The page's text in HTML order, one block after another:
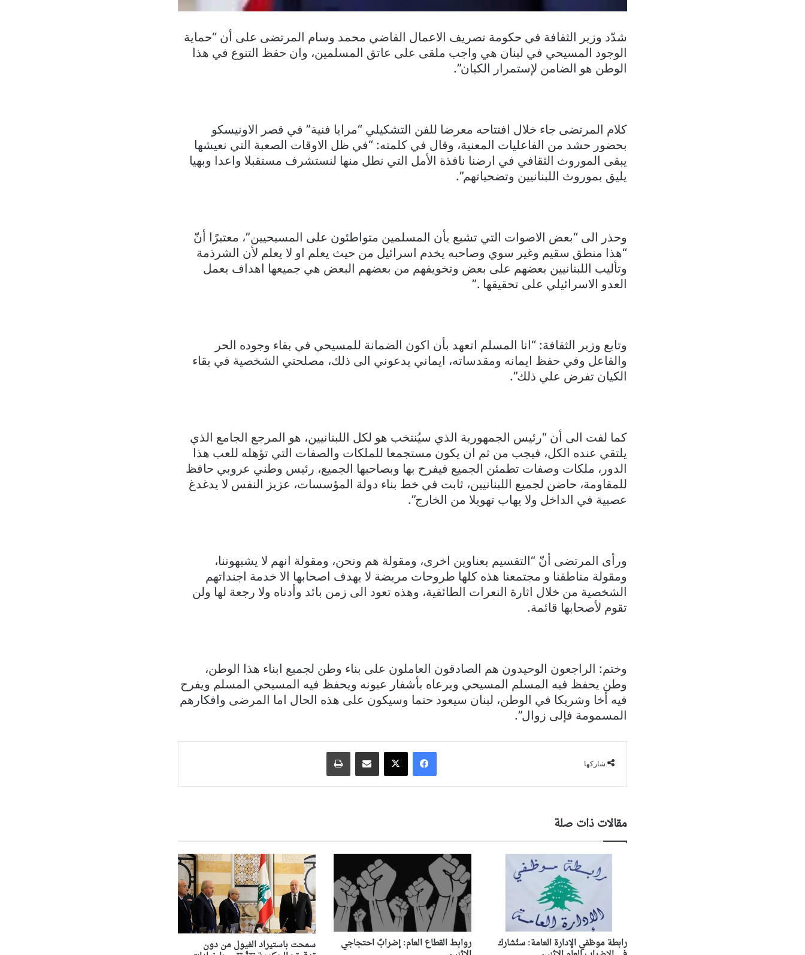
شدّد وزير الثقافة في حكومة تصريف الاعمال القاضي محمد وسام المرتضى على أن “حماية
الوجود المسيحي في لبنان هي واجب ملقى على عاتق المسلمين، وان حفظ التنوع في هذا
الوطن هو الضامن لإستمرار الكيان”.
كلام المرتضى جاء خلال افتتاحه معرضا للفن التشكيلي “مرايا فنية” في قصر الاونيسكو
بحضور حشد من الفاعليات المعنية، وقال في كلمته: “في ظل الاوقات الصعبة التي نعيشها
يبقى الموروث الثقافي في ارضنا نافذة الأمل التي نطل منها لنستشرف مستقبلا واعدا وبهيا
يليق بموروث اللبنانيين وتضحياتهم”.
وحذر الى “بعض الاصوات التي تشيع بأن المسلمين متواطئون على المسيحيين”، معتبرًا أنّ
“هذا منطق سقيم وغير سوي وصاحبه يخدم اسرائيل من حيث يعلم او لا يعلم لأن الشرذمة
وتأليب اللبنانيين بعضهم على بعض وتخويفهم من بعضهم البعض هي جميعها اهداف يعمل
العدو الاسرائيلي على تحقيقها .”
وتابع وزير الثقافة: “انا المسلم اتعهد بأن اكون الضمانة للمسيحي في بقاء وجوده الحر
والفاعل وفي حفظ ايمانه ومقدساته، ايماني يدعوني الى ذلك، مصلحتي الشخصية في بقاء
الكيان تفرض علي ذلك”.
كما لفت الى أن “رئيس الجمهورية الذي سيُنتخب هو لكل اللبنانيين، هو المرجع الجامع الذي
يلتقي عنده الكل، فيجب من ثم ان يكون مستجمعا للملكات والصفات التي تؤهله للعب هذا
الدور، ملكات وصفات تطمئن الجميع فيفرح بها وبصاحبها الجميع، رئيس وطني عروبي حافظ
للمقاومة، حاضن لجميع اللبنانيين، ثابت في خط بناء دولة المؤسسات، عزيز النفس لا يدغدغ
عصبية في الداخل ولا يهاب تهويلا من الخارج”.
ورأى المرتضى أنّ “التقسيم بعناوين اخرى، ومقولة هم ونحن، ومقولة انهم لا يشبهوننا،
ومقولة مناطقنا و مجتمعنا هذه كلها طروحات مريضة لا يهدف اصحابها الا خدمة اجنداتهم
الشخصية من خلال اثارة النعرات الطائفية، وهذه تعود الى زمن بائد وأدناه ولا رجعة لها ولن
تقوم لأصحابها قائمة.
وختم: الراجعون الوحيدون هم الصادقون العاملون على بناء وطن لجميع ابناء هذا الوطن،
وطن يحفظ فيه المسلم المسيحي ويرعاه بأشفار عيونه ويحفظ فيه المسيحي المسلم ويفرح
فيه أخا وشريكا في الوطن، لبنان سيعود حتما وسيكون على هذه الحال اما المرضى وافكارهم
المسمومة فإلى زوال”.
شاركها
فيسبوك ‫X مشاركة عبر البريد طباعة
مقالات ذات صلة
رابطة موظفي الإدارة العامة: سنُشارك روابط القطاع العام: إضرابٌ احتجاجي سمحت باستيراد الفيول من دون